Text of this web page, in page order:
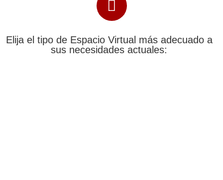
Elija el tipo de Espacio Virtual más adecuado a
sus necesidades actuales: